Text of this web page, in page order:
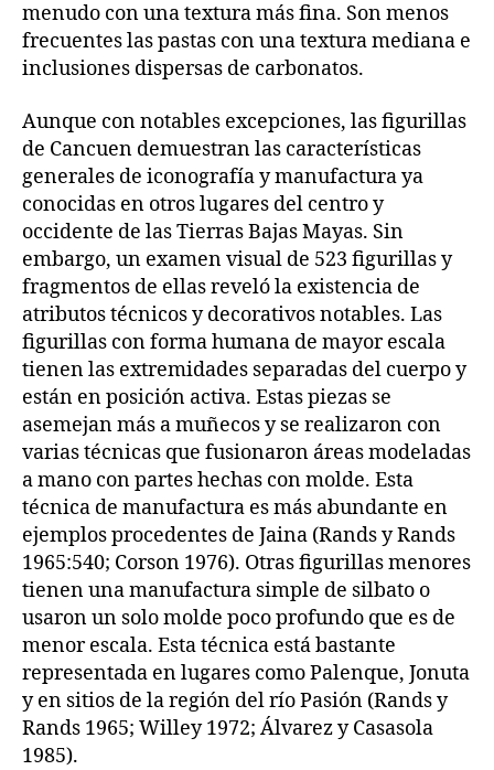
menudo con una textura más fina. Son menos
frecuentes las pastas con una textura mediana e
inclusiones dispersas de carbonatos.
Aunque con notables excepciones, las figurillas
de Cancuen demuestran las características
generales de iconografía y manufactura ya
conocidas en otros lugares del centro y
occidente de las Tierras Bajas Mayas. Sin
embargo, un examen visual de 523 figurillas y
fragmentos de ellas reveló la existencia de
atributos técnicos y decorativos notables. Las
figurillas con forma humana de mayor escala
tienen las extremidades separadas del cuerpo y
están en posición activa. Estas piezas se
asemejan más a muñecos y se realizaron con
varias técnicas que fusionaron áreas modeladas
a mano con partes hechas con molde. Esta
técnica de manufactura es más abundante en
ejemplos procedentes de Jaina (Rands y Rands
1965:540; Corson 1976). Otras figurillas menores
tienen una manufactura simple de silbato o
usaron un solo molde poco profundo que es de
menor escala. Esta técnica está bastante
representada en lugares como Palenque, Jonuta
y en sitios de la región del río Pasión (Rands y
Rands 1965; Willey 1972; Álvarez y Casasola
1985).